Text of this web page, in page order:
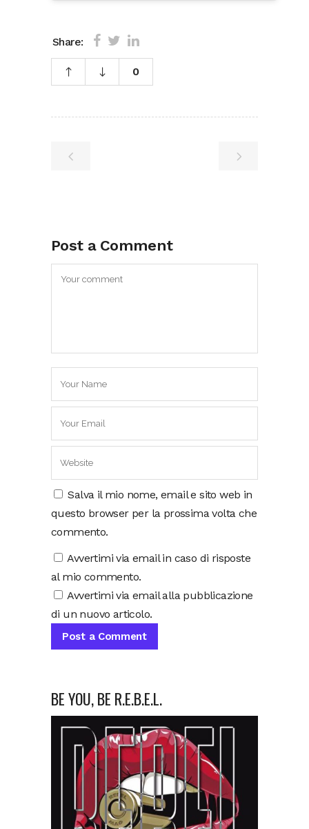
Share:
0
Post a Comment
Salva il mio nome, email e sito web in
questo browser per la prossima volta che
commento.
Avvertimi via email in caso di risposte
al mio commento.
Avvertimi via email alla pubblicazione
di un nuovo articolo.
BE YOU, BE R.E.B.E.L.